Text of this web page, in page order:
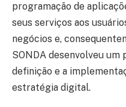
programação de
seus serviços aos
negócios e,
SONDA desenvolveu um
definição e a
estratégia digital.